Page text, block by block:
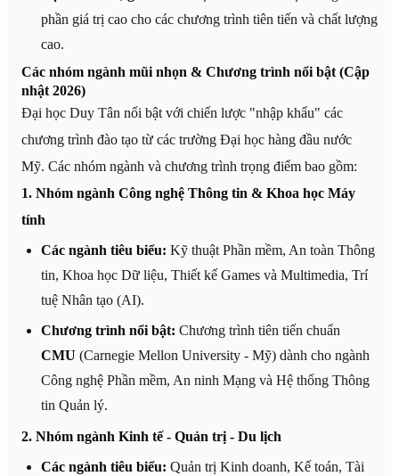
phần giá trị cao cho các chương trình tiên tiến và chất lượng
cao.
Các nhóm ngành mũi nhọn & Chương trình nổi bật (Cập
nhật 2026)
Đại học Duy Tân nổi bật với chiến lược "nhập khẩu" các
chương trình đào tạo từ các trường Đại học hàng đầu nước
Mỹ. Các nhóm ngành và chương trình trọng điểm bao gồm:
1. Nhóm ngành Công nghệ Thông tin & Khoa học Máy
tính
Các ngành tiêu biểu: Kỹ thuật Phần mềm, An toàn Thông
tin, Khoa học Dữ liệu, Thiết kế Games và Multimedia, Trí
tuệ Nhân tạo (AI).
Chương trình nổi bật: Chương trình tiên tiến chuẩn
CMU (Carnegie Mellon University - Mỹ) dành cho ngành
Công nghệ Phần mềm, An ninh Mạng và Hệ thống Thông
tin Quản lý.
2. Nhóm ngành Kinh tế - Quản trị - Du lịch
Các ngành tiêu biểu: Quản trị Kinh doanh, Kế toán, Tài